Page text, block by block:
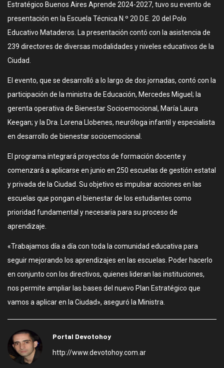
Estratégico Buenos Aires Aprende 2024-2027, tuvo su evento de
presentación en la Escuela Técnica N.º 20 D.E. 20 del Polo
Educativo Mataderos. La presentación contó con la asistencia de
239 directores de diversas modalidades y niveles educativos de la
Ciudad.
El evento, que se desarrolló a lo largo de dos jornadas, contó con la
participación de la ministra de Educación, Mercedes Miguel; la
gerenta operativa de Bienestar Socioemocional, María Laura
Keegan; y la Dra. Lorena Llobenes, neuróloga infantil y especialista
en desarrollo de bienestar socioemocional.
El programa integrará proyectos de formación docente y
comenzará a aplicarse en junio en 250 escuelas de gestión estatal
y privada de la Ciudad. Su objetivo es impulsar acciones en las
escuelas que pongan el bienestar de los estudiantes como
prioridad fundamental y necesaria para su proceso de
aprendizaje.
«Trabajamos día a día con toda la comunidad educativa para
seguir mejorando los aprendizajes en las escuelas. Poder hacerlo
en conjunto con los directivos, quienes lideran las instituciones,
nos permite ampliar las bases del nuevo Plan Estratégico que
vamos a aplicar en la Ciudad», aseguró la Ministra.
Portal Devotohoy
http://www.devotohoy.com.ar